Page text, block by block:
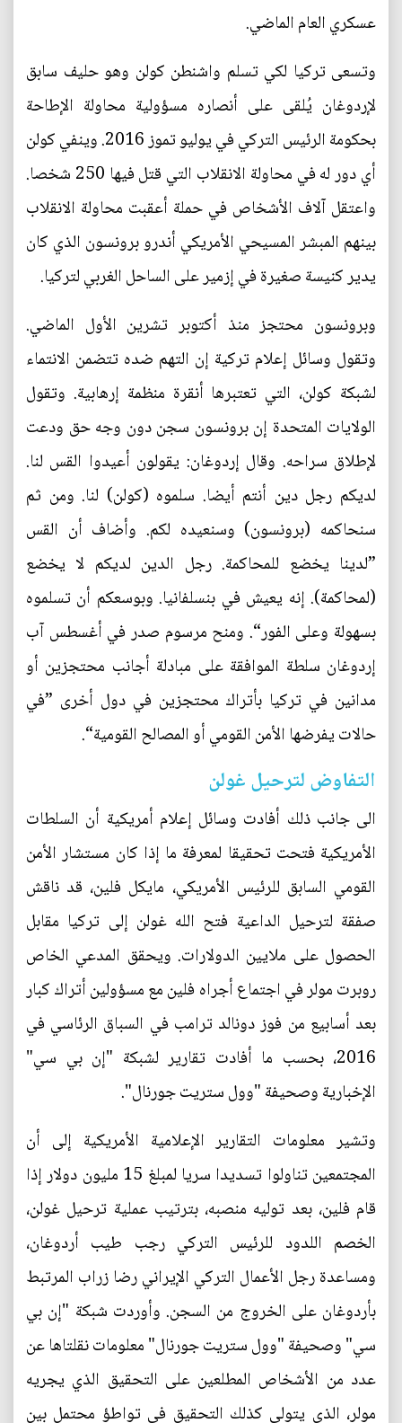
عسكري العام الماضي.
وتسعى تركيا لكي تسلم واشنطن كولن وهو حليف سابق
لإردوغان يُلقى على أنصاره مسؤولية محاولة الإطاحة
بحكومة الرئيس التركي في يوليو تموز 2016. وينفي كولن
أي دور له في محاولة الانقلاب التي قتل فيها 250 شخصا.
واعتقل آلاف الأشخاص في حملة أعقبت محاولة الانقلاب
بينهم المبشر المسيحي الأمريكي أندرو برونسون الذي كان
يدير كنيسة صغيرة في إزمير على الساحل الغربي لتركيا.
وبرونسون محتجز منذ أكتوبر تشرين الأول الماضي.
وتقول وسائل إعلام تركية إن التهم ضده تتضمن الانتماء
لشبكة كولن، التي تعتبرها أنقرة منظمة إرهابية. وتقول
الولايات المتحدة إن برونسون سجن دون وجه حق ودعت
لإطلاق سراحه. وقال إردوغان: يقولون ‭‭‭‬‬‬أعيدوا القس لنا‭‭‭‬‬‬.
لديكم رجل دين أنتم أيضا. سلموه (كولن) لنا. ومن ثم
سنحاكمه (برونسون) وسنعيده لكم. وأضاف أن القس
”لدينا يخضع للمحاكمة. رجل الدين لديكم لا يخضع
(لمحاكمة). إنه يعيش في بنسلفانيا. وبوسعكم أن تسلموه
بسهولة وعلى الفور“. ومنح مرسوم صدر في أغسطس آب
إردوغان سلطة الموافقة على مبادلة أجانب محتجزين أو
مدانين في تركيا بأتراك محتجزين في دول أخرى ”في
حالات يفرضها الأمن القومي أو المصالح القومية“.
التفاوض لترحيل غولن
الى جانب ذلك أفادت وسائل إعلام أمريكية أن السلطات
الأمريكية فتحت تحقيقا لمعرفة ما إذا كان مستشار الأمن
القومي السابق للرئيس الأمريكي، مايكل فلين، قد ناقش
صفقة لترحيل الداعية فتح الله غولن إلى تركيا مقابل
الحصول على ملايين الدولارات. ويحقق المدعي الخاص
روبرت مولر في اجتماع أجراه فلين مع مسؤولين أتراك كبار
بعد أسابيع من فوز دونالد ترامب في السباق الرئاسي في
2016، بحسب ما أفادت تقارير لشبكة "إن بي سي"
الإخبارية وصحيفة "وول ستريت جورنال".
وتشير معلومات التقارير الإعلامية الأمريكية إلى أن
المجتمعين تناولوا تسديدا سريا لمبلغ 15 مليون دولار إذا
قام فلين، بعد توليه منصبه، بترتيب عملية ترحيل غولن،
الخصم اللدود للرئيس التركي رجب طيب أردوغان،
ومساعدة رجل الأعمال التركي الإيراني رضا زراب المرتبط
بأردوغان على الخروج من السجن. وأوردت شبكة "إن بي
سي" وصحيفة "وول ستريت جورنال" معلومات نقلتاها عن
عدد من الأشخاص المطلعين على التحقيق الذي يجريه
مولر، الذي يتولى كذلك التحقيق في تواطؤ محتمل بين